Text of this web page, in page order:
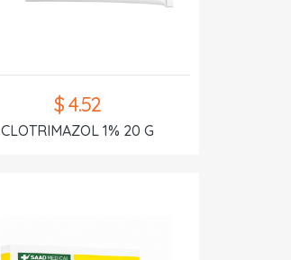
$ 4.52
CLOTRIMAZOL 1% 20 G